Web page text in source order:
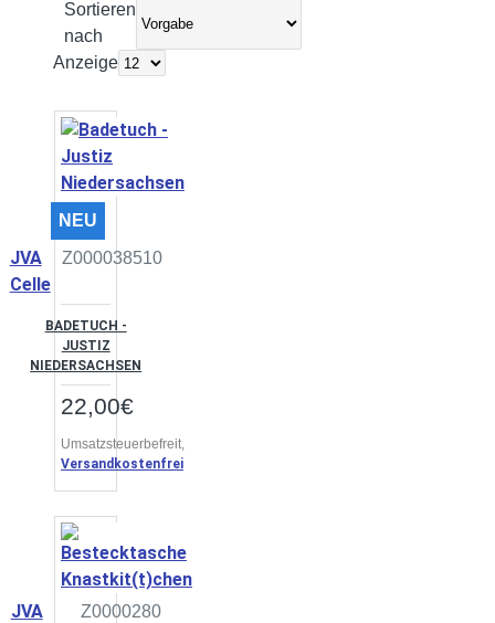
Sortieren
nach
Anzeige
NEU
JVA
Celle
Z000038510
BADETUCH -
JUSTIZ
NIEDERSACHSEN
22,00€
Umsatzsteuerbefreit,
Versandkostenfrei
JVA
Z0000280